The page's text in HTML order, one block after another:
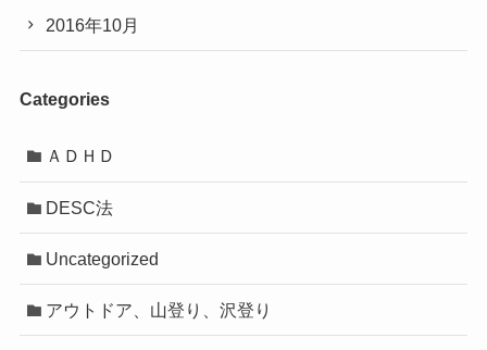
2016年10月
Categories
ＡＤＨＤ
DESC法
Uncategorized
アウトドア、山登り、沢登り